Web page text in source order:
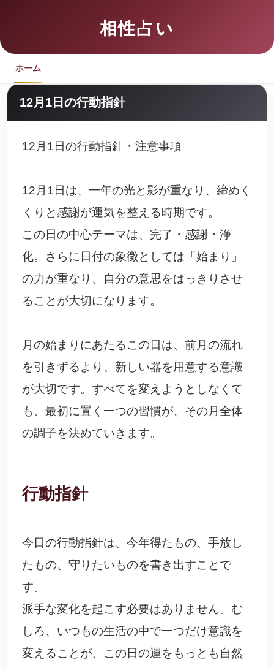
相性占い
ホーム
12月1日の行動指針
12月1日の行動指針・注意事項
12月1日は、一年の光と影が重なり、締めく
くりと感謝が運気を整える時期です。
この日の中心テーマは、完了・感謝・浄
化。さらに日付の象徴としては「始まり」
の力が重なり、自分の意思をはっきりさせ
ることが大切になります。
月の始まりにあたるこの日は、前月の流れ
を引きずるより、新しい器を用意する意識
が大切です。すべてを変えようとしなくて
も、最初に置く一つの習慣が、その月全体
の調子を決めていきます。
行動指針
今日の行動指針は、今年得たもの、手放し
たもの、守りたいものを書き出すことで
す。
派手な変化を起こす必要はありません。む
しろ、いつもの生活の中で一つだけ意識を
変えることが、この日の運をもっとも自然